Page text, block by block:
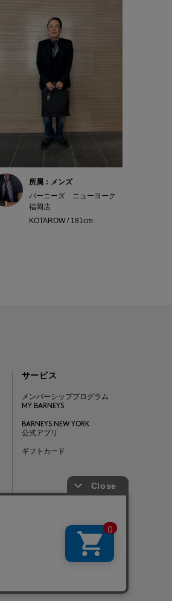
所属：メンズ
バーニーズ ニューヨーク
福岡店
KOTAROW / 181cm
サービス
メンバーシッププログラム
MY BARNEYS
BARNEYS NEW YORK
公式アプリ
ギフトカード